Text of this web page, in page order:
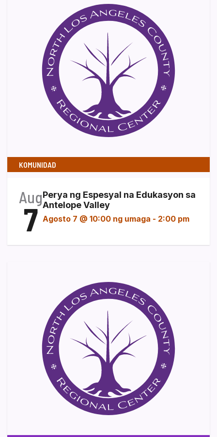
KOMUNIDAD
Aug
7
Perya ng Espesyal na Edukasyon sa
Antelope Valley
Agosto 7 @ 10:00 ng umaga - 2:00 pm